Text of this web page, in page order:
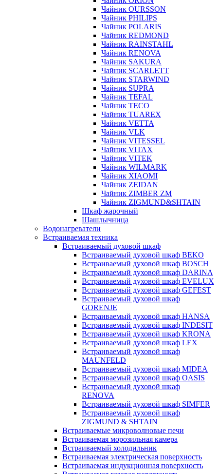
Чайник OURSSON
Чайник PHILIPS
Чайник POLARIS
Чайник REDMOND
Чайник RAINSTAHL
Чайник RENOVA
Чайник SAKURA
Чайник SCARLETT
Чайник STARWIND
Чайник SUPRA
Чайник TEFAL
Чайник TECO
Чайник TUAREX
Чайник VETTA
Чайник VLK
Чайник VITESSEL
Чайник VITAX
Чайник VITEK
Чайник WILMARK
Чайник XIAOMI
Чайник ZEIDAN
Чайник ZIMBER ZM
Чайник ZIGMUND&SHTAIN
Шкаф жарочный
Шашлычница
Водонагреватели
Встраиваемая техника
Встраиваемый духовой шкаф
Встраиваемый духовой шкаф BEKO
Встраиваемый духовой шкаф BOSCH
Встраиваемый духовой шкаф DARINA
Встраиваемый духовой шкаф EVELUX
Встраиваемый духовой шкаф GEFEST
Встраиваемый духовой шкаф
GORENJE
Встраиваемый духовой шкаф HANSA
Встраиваемый духовой шкаф INDESIT
Встраиваемый духовой шкаф KRONA
Встраиваемый духовой шкаф LEX
Встраиваемый духовой шкаф
MAUNFELD
Встраиваемый духовой шкаф MIDEA
Встраиваемый духовой шкаф OASIS
Встраиваемый духовой шкаф
RENOVA
Встраиваемый духовой шкаф SIMFER
Встраиваемый духовой шкаф
ZIGMUND & SHTAIN
Встраиваемые микроволновые печи
Встраиваемая морозильная камера
Встраиваемый холодильник
Встраиваемая электрическая поверхность
Встраиваемая индукционная поверхность